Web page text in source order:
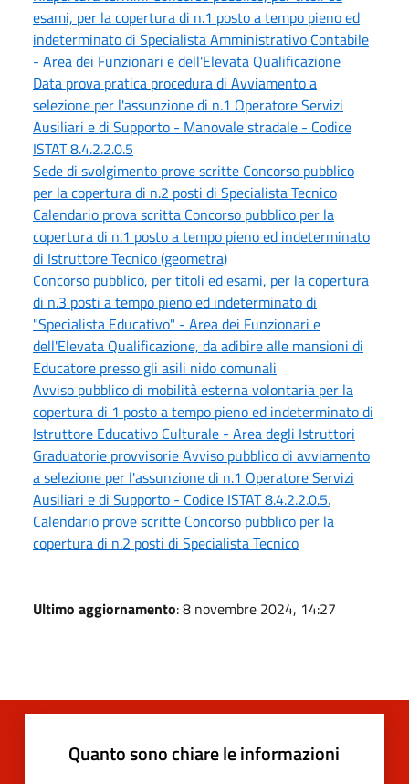
esami, per la copertura di n.1 posto a tempo pieno ed
indeterminato di Specialista Amministrativo Contabile
- Area dei Funzionari e dell'Elevata Qualificazione
Data prova pratica procedura di Avviamento a
selezione per l'assunzione di n.1 Operatore Servizi
Ausiliari e di Supporto - Manovale stradale - Codice
ISTAT 8.4.2.2.0.5
Sede di svolgimento prove scritte Concorso pubblico
per la copertura di n.2 posti di Specialista Tecnico
Calendario prova scritta Concorso pubblico per la
copertura di n.1 posto a tempo pieno ed indeterminato
di Istruttore Tecnico (geometra)
Concorso pubblico, per titoli ed esami, per la copertura
di n.3 posti a tempo pieno ed indeterminato di
"Specialista Educativo" - Area dei Funzionari e
dell'Elevata Qualificazione, da adibire alle mansioni di
Educatore presso gli asili nido comunali
Avviso pubblico di mobilità esterna volontaria per la
copertura di 1 posto a tempo pieno ed indeterminato di
Istruttore Educativo Culturale - Area degli Istruttori
Graduatorie provvisorie Avviso pubblico di avviamento
a selezione per l'assunzione di n.1 Operatore Servizi
Ausiliari e di Supporto - Codice ISTAT 8.4.2.2.0.5.
Calendario prove scritte Concorso pubblico per la
copertura di n.2 posti di Specialista Tecnico
Ultimo aggiornamento: 8 novembre 2024, 14:27
Quanto sono chiare le informazioni